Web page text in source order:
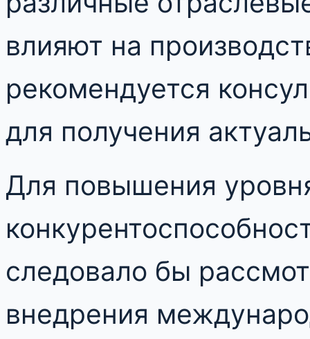
влияют на
рекомендуется
для получения
Для повышения
следовало бы
внедрения